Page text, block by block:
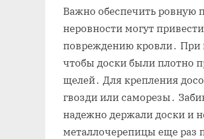
Важно обеспечить ровную
неровности могут
повреждению кровли․ При
чтобы доски были плотно
щелей․ Для крепления
гвозди или саморезы․
надежно держали доски и
металлочерепицы еще раз